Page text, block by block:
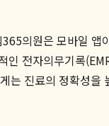
의원은 모바일
전자의무기록
는 진료의 정확성을